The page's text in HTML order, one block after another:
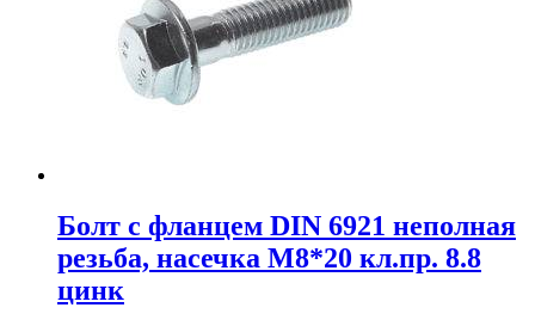
Болт с фланцем DIN 6921 неполная
резьба, насечка М8*20 кл.пр. 8.8
цинк